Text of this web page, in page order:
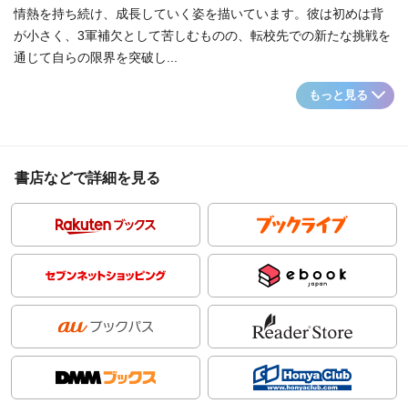
情熱を持ち続け、成長していく姿を描いています。彼は初めは背
が小さく、3軍補欠として苦しむものの、転校先での新たな挑戦を
通じて自らの限界を突破し...
もっと見る
書店などで詳細を見る